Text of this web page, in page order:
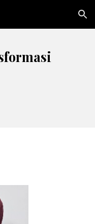
Skip to navigation